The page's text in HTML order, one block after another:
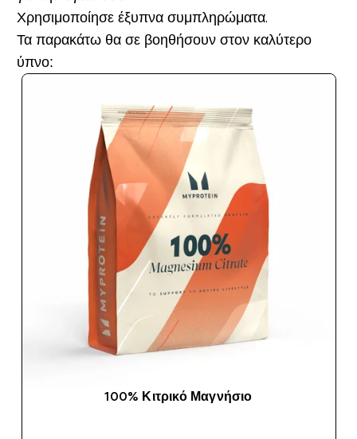
Χρησιμοποίησε έξυπνα συμπληρώματα.
Τα παρακάτω θα σε βοηθήσουν στον καλύτερο
ύπνο:
100% Κιτρικό Μαγνήσιο